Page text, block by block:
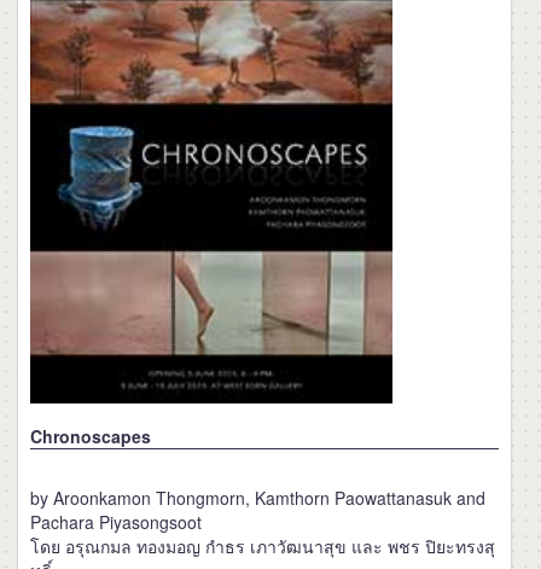
Chronoscapes
by Aroonkamon Thongmorn, Kamthorn Paowattanasuk and
Pachara Piyasongsoot
โดย อรุณกมล ทองมอญ กำธร เภาวัฒนาสุข และ พชร ปิยะทรงสุ